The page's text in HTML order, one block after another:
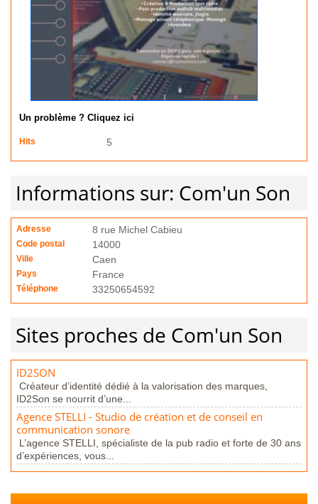
Un problème ? Cliquez ici
Hits 5
Informations sur: Com'un Son
Adresse 8 rue Michel Cabieu
Code postal 14000
Ville Caen
Pays France
Téléphone 33250654592
Sites proches de Com'un Son
ID2SON
Créateur d’identité dédié à la valorisation des marques,
ID2Son se nourrit d’une...
Agence STELLI - Studio de création et de conseil en
communication sonore
L’agence STELLI, spécialiste de la pub radio et forte de 30 ans
d’expériences, vous...